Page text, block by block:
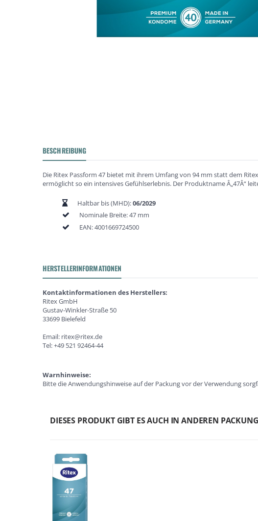
BESCHREIBUNG
Die Ritex Passform 47 bietet mit ihrem Umfang von 94 mm statt dem
ermöglicht so ein intensives Gefühlserlebnis. Der Produktname Â„47Â“
Haltbar bis (MHD):06/2029
Nominale Breite: 47 mm
EAN:4001669724500
HERSTELLERINFORMATIONEN
Kontaktinformationen des Herstellers:
Ritex GmbH
Gustav-Winkler-Straße 50
33699 Bielefeld
Email: ritex@ritex.de
Tel: +49 521 92464-44
Warnhinweise:
Bitte die Anwendungshinweise auf der Packung vor der Verwendung
DIESES PRODUKT GIBT ES AUCH IN ANDEREN